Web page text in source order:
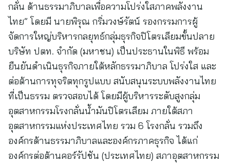
กลั่น ด้านธรรมาภิบาลเพื่อความโปร่งใสภาคพลังงาน
ไทย” โดยมี นายพิรุณ กริ่มวงษ์รัตน์ รองกรรมการผู้
จัดการใหญ่บริหารกลยุทธ์กลุ่มธุรกิจปิโตรเลียมขั้นปลาย
บริษัท ปตท. จำกัด (มหาชน) เป็นประธานในพิธี พร้อม
ยืนยันดำเนินธุรกิจภายใต้หลักธรรมาภิบาล โปร่งใส และ
ต่อต้านการทุจริตทุกรูปแบบ สนับสนุนระบบพลังงานไทย
ที่เป็นธรรม ตรวจสอบได้ โดยมีผู้บริหารระดับสูงกลุ่ม
อุตสาหกรรมโรงกลั่นน้ำมันปิโตรเลียม ภายใต้สภา
อุตสาหกรรมแห่งประเทศไทย รวม 6 โรงกลั่น รวมถึง
องค์กรด้านธรรมาภิบาลและองค์กรภาคธุรกิจ ได้แก่
องค์กรต่อต้านคอร์รัปชัน (ประเทศไทย) สภาอุตสาหกรรม